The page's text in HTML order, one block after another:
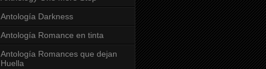
Antología Darkness
Antología Romance en tinta
Antología Romances que dejan
Huella